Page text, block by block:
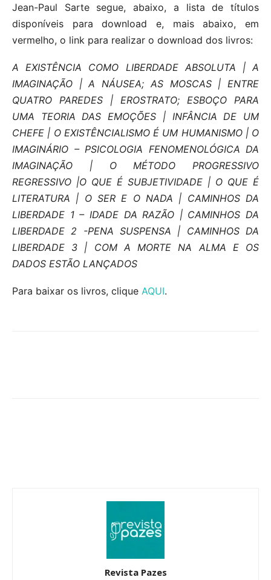
Jean-Paul Sarte segue, abaixo, a lista de títulos
disponíveis para download e, mais abaixo, em
vermelho, o link para realizar o download dos livros:
A EXISTÊNCIA COMO LIBERDADE ABSOLUTA | A
IMAGINAÇÃO | A NÁUSEA; AS MOSCAS | ENTRE
QUATRO PAREDES | EROSTRATO; ESBOÇO PARA
UMA TEORIA DAS EMOÇÕES | INFÂNCIA DE UM
CHEFE | O EXISTÊNCIALISMO É UM HUMANISMO | O
IMAGINÁRIO – PSICOLOGIA FENOMENOLÓGICA DA
IMAGINAÇÃO | O MÉTODO PROGRESSIVO
REGRESSIVO |O QUE É SUBJETIVIDADE | O QUE É
LITERATURA | O SER E O NADA | CAMINHOS DA
LIBERDADE 1 – IDADE DA RAZÃO | CAMINHOS DA
LIBERDADE 2 -PENA SUSPENSA | CAMINHOS DA
LIBERDADE 3 | COM A MORTE NA ALMA E OS
DADOS ESTÃO LANÇADOS
Para baixar os livros, clique AQUI.
Revista Pazes